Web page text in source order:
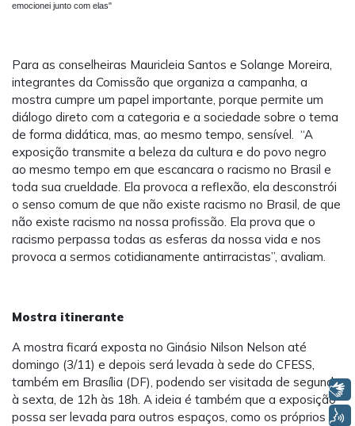
emocionei junto com elas"
Para as conselheiras Mauricleia Santos e Solange Moreira,
integrantes da Comissão que organiza a campanha, a
mostra cumpre um papel importante, porque permite um
diálogo direto com a categoria e a sociedade sobre o tema
de forma didática, mas, ao mesmo tempo, sensível. “A
exposição transmite a beleza da cultura e do povo negro
ao mesmo tempo em que escancara o racismo no Brasil e
toda sua crueldade. Ela provoca a reflexão, ela desconstrói
o senso comum de que não existe racismo no Brasil, de que
não existe racismo na nossa profissão. Ela prova que o
racismo perpassa todas as esferas da nossa vida e nos
provoca a sermos cotidianamente antirracistas”, avaliam.
Mostra itinerante
A mostra ficará exposta no Ginásio Nilson Nelson até
domingo (3/11) e depois será levada à sede do CFESS,
também em Brasília (DF), podendo ser visitada de segunda
à sexta, de 12h às 18h. A ideia é também que a exposição
possa ser levada para outros espaços, como os próprios
Libras
Voz